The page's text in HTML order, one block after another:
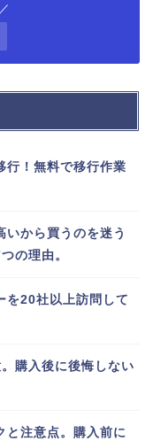
行！無料で移行作業
から買うのを迷う
の理由。
を20社以上訪問して
購入後に後悔しない
と注意点。購入前に